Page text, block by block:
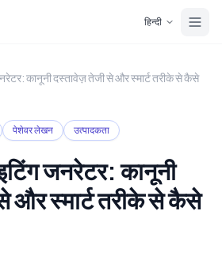
हिन्दी
कानूनी दस्तावेज़ तेजी से और स्मार्ट तरीके से कैसे
पेशेवर लेखन उत्पादकता
जनरेटर: कानूनी
और स्मार्ट तरीके से कैसे